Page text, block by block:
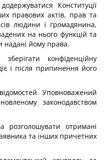
Конституції
правових актів, прав та
людини і громадянина,
на нього функцій та
надані йому права.
конфіденційну
і після припинення його
Уповноважений
законодавством
отримані
та інших причетних